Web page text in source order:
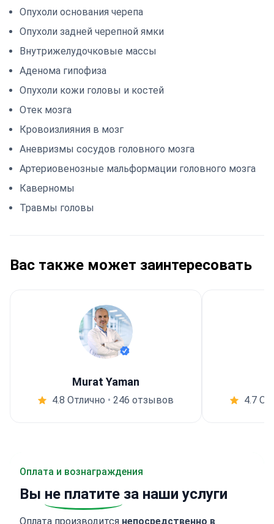
Опухоли основания черепа
Опухоли задней черепной ямки
Внутрижелудочковые массы
Аденома гипофиза
Опухоли кожи головы и костей
Отек мозга
Кровоизлияния в мозг
Аневризмы сосудов головного мозга
Артериовенозные мальформации головного мозга
Каверномы
Травмы головы
Вас также может заинтересовать
Murat Yaman
4.8 Отлично • 246 отзывов 4.7
Оплата и вознаграждения
Вы не платите за наши услуги
Оплата производится непосредственно в